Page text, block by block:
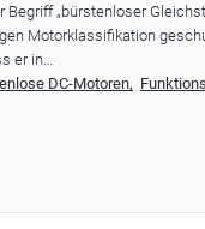
Begriff „bürstenloser
Motorklassifikation
er in…
DC-Motoren